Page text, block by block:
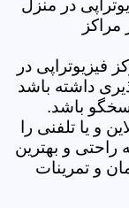
در منزل
در
داشته باشد
باشد.
و یا تلفنی را
راحتی و بهترین
و تمرینات